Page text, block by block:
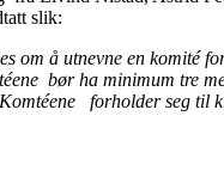
slik:
om å utnevne en komité
bør ha minimum tre
forholder seg til